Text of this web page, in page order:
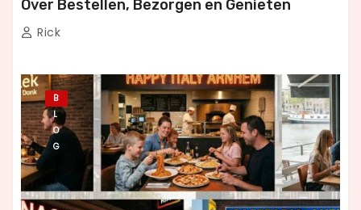
Over Bestellen, Bezorgen en Genieten
Rick
B
L
O
G